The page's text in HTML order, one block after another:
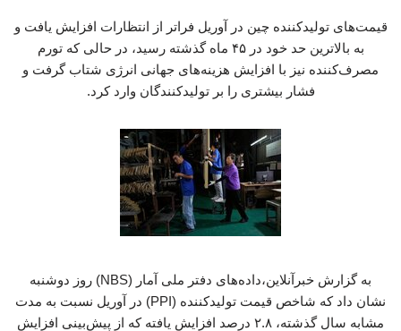
قیمت‌های تولیدکننده چین در آوریل فراتر از انتظارات افزایش یافت و
به بالاترین حد خود در ۴۵ ماه گذشته رسید، در حالی که تورم
مصرف‌کننده نیز با افزایش هزینه‌های جهانی انرژی شتاب گرفت و
فشار بیشتری را بر تولیدکنندگان وارد کرد.
به گزارش خبرآنلاین،داده‌های دفتر ملی آمار (NBS) روز دوشنبه
نشان داد که شاخص قیمت تولیدکننده (PPI) در آوریل نسبت به مدت
مشابه سال گذشته، ۲.۸ درصد افزایش یافته که از پیش‌بینی افزایش